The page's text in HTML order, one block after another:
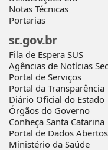
Notas Técnicas
Portarias
sc.gov.br
Fila de Espera SUS
Agências de Notícias
Portal de Serviços
Portal da Transparência
Diário Oficial do Estado
Órgãos do Governo
Conheça Santa Catarina
Portal de Dados Abertos
Ministério da Saúde